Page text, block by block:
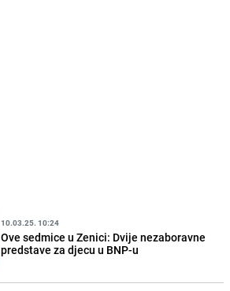
10.03.25. 10:24
Ove sedmice u Zenici: Dvije nezaboravne
predstave za djecu u BNP-u